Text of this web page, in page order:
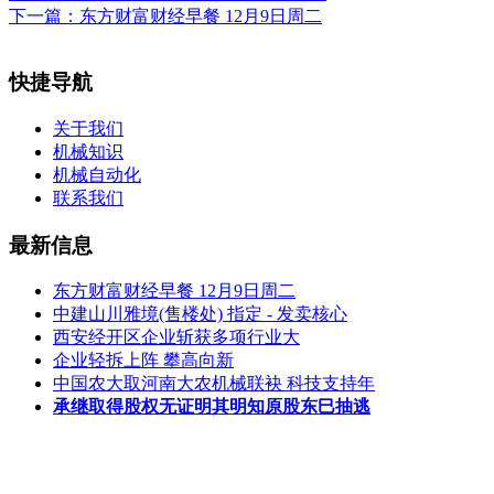
下一篇： 东方财富财经早餐 12月9日周二
快捷导航
关于我们
机械知识
机械自动化
联系我们
最新信息
东方财富财经早餐 12月9日周二
中建山川雅境(售楼处) 指定 - 发卖核心
西安经开区企业斩获多项行业大
企业轻拆上阵 攀高向新
中国农大取河南大农机械联袂 科技支持年
承继取得股权无证明其明知原股东巳抽逃